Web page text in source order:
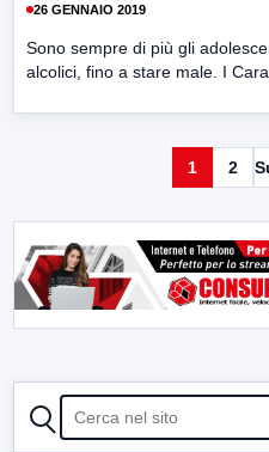
26 GENNAIO 2019
Sono sempre di più gli
alcolici, fino a stare male. I
1 2
CERCA